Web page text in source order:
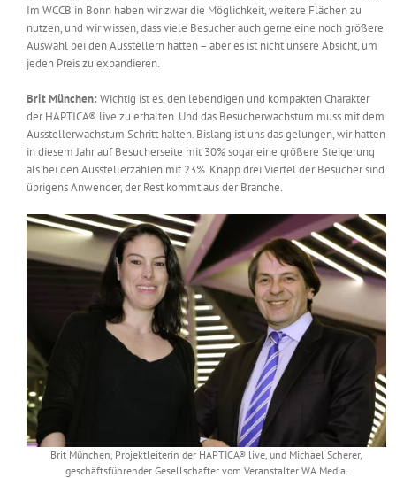
Im WCCB in Bonn haben wir zwar die Möglichkeit, weitere Flächen zu
nutzen, und wir wissen, dass viele Besucher auch gerne eine noch größere
Auswahl bei den Ausstellern hätten – aber es ist nicht unsere Absicht, um
jeden Preis zu expandieren.
Brit München: Wichtig ist es, den lebendigen und kompakten Charakter
der HAPTICA® live zu erhalten. Und das Besucherwachstum muss mit dem
Ausstellerwachstum Schritt halten. Bislang ist uns das gelungen, wir hatten
in diesem Jahr auf Besucherseite mit 30% sogar eine größere Steigerung
als bei den Ausstellerzahlen mit 23%. Knapp drei Viertel der Besucher sind
übrigens Anwender, der Rest kommt aus der Branche.
Brit München, Projektleiterin der HAPTICA® live, und Michael Scherer,
geschäftsführender Gesellschafter vom Veranstalter WA Media.